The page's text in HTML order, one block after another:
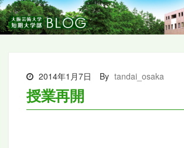
2014年1月7日 By tandai_osaka
授業再開